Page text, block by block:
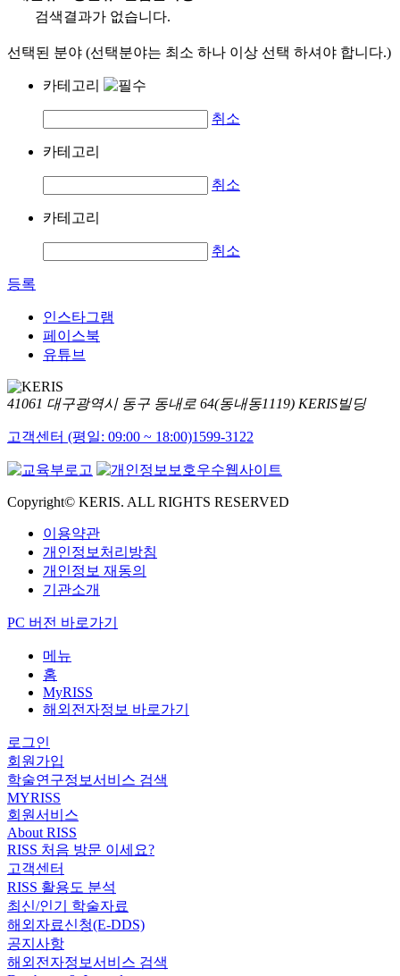
검색결과가 없습니다.
선택된 분야 (선택분야는 최소 하나 이상 선택 하셔야 합니다.)
카테고리
취소
카테고리
취소
카테고리
취소
등록
인스타그램
페이스북
유튜브
41061 대구광역시 동구 동내로 64(동내동1119) KERIS빌딩
고객센터 (평일: 09:00 ~ 18:00)1599-3122
Copyright© KERIS. ALL RIGHTS RESERVED
이용약관
개인정보처리방침
개인정보 재동의
기관소개
PC 버전 바로가기
메뉴
홈
MyRISS
해외전자정보 바로가기
로그인
회원가입
학술연구정보서비스 검색
MYRISS
회원서비스
About RISS
RISS 처음 방문 이세요?
고객센터
RISS 활용도 분석
최신/인기 학술자료
해외자료신청(E-DDS)
공지사항
해외전자정보서비스 검색